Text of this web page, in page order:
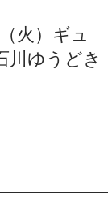
火）ギュ
川ゆうどき